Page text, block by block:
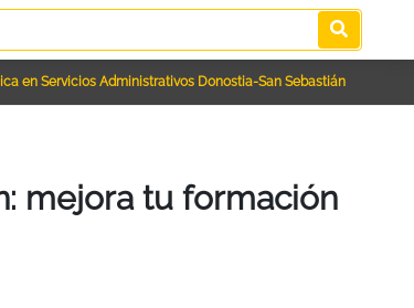
en Servicios Administrativos Donostia-San Sebastián
mejora tu formación